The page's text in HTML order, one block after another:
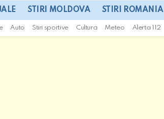
STIRI MOLDOVA STIRI ROMANIA
Auto Stiri sportive Cultura Meteo Alerta 112